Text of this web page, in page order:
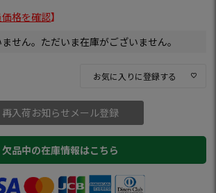
格を確認】
せん。ただいま在庫がございません。
お気に入りに登録する
再入荷お知らせメール登録
欠品中の在庫情報はこちら